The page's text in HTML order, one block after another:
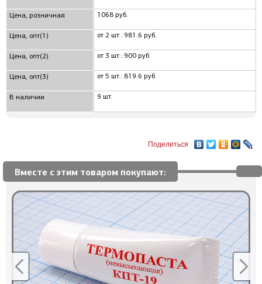
Цена, розничная
Цена, опт(1)
Цена, опт(2)
Цена, опт(3)
В наличии
1068 руб.
от 2 шт.: 981.6 руб.
от 3 шт.: 900 руб
от 5 шт.: 819.6 руб
9 шт.
Поделиться
Вместе с этим товаром покупают: